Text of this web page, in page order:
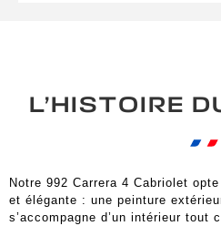
L’HISTOIRE
Notre 992 Carrera 4 Cabriolet
et élégante : une peinture
s’accompagne d’un intérieur